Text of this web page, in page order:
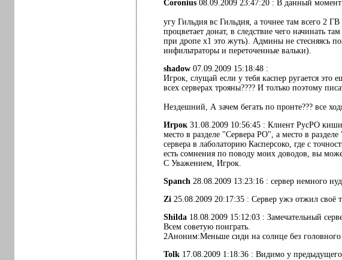
Coronius08.09.2009 23:47:20 : В данный момент
угу Гильдия вс Гильдия, а точнее там всего 2
процветает донат, в следствие чего начинать
при дропе х1 это жуть). Админы не стесняясь
инфильтраторы и переточенные вальки).
shadow07.09.2009 15:18:48 :
Игрок, слущай если у тебя каспер ругается это
всех серверах трояны???? И толъко поэтому
Нездешний, А зачем бегать по пронте??? все
Игрок31.08.2009 10:56:45 : Клиент РусРО
место в разделе "Сервера РО", а место в
сервера в лаболаторию Касперсоко, где с
есть сомнения по поводу моих доводов, вы
С Уважением, Игрок.
Spanch28.08.2009 13:23:16 : сервер немного
Zi25.08.2009 20:17:35 : Сервер ужэ отжил своё
Shilda18.08.2009 15:12:03 : Замечательный
Всем советую поиграть.
2Аноним:Меньше сиди на солнце без головного
Tolk17.08.2009 1:18:36 : Видимо у предыдущего